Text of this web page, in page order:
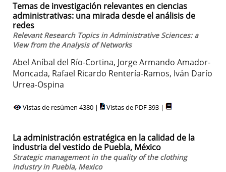
Temas de investigación relevantes en ciencias
administrativas: una mirada desde el análisis de
redes
Relevant Research Topics in Administrative Sciences: a
View from the Analysis of Networks
Abel Aníbal del Río-Cortina, Jorge Armando Amador-
Moncada, Rafael Ricardo Rentería-Ramos, Iván Darío
Urrea-Ospina
Vistas de resúmen 4380 | Vistas de PDF 393 |
La administración estratégica en la calidad de la
industria del vestido de Puebla, México
Strategic management in the quality of the clothing
industry in Puebla, Mexico